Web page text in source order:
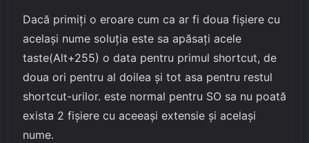
Dacă primiți o eroare cum ca ar fi doua fișiere cu
același nume soluția este sa apăsați acele
taste(Alt+255) o data pentru primul shortcut, de
doua ori pentru al doilea și tot asa pentru restul
shortcut-urilor. este normal pentru SO sa nu poată
exista 2 fișiere cu aceeași extensie și același
nume.